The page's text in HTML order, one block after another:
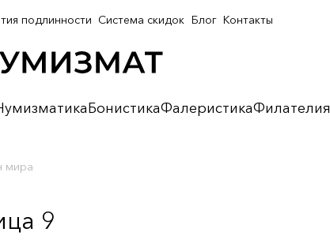
БонистикаФалеристикаФилателия
подлинности Система скидок Блог Контакты
мира
9